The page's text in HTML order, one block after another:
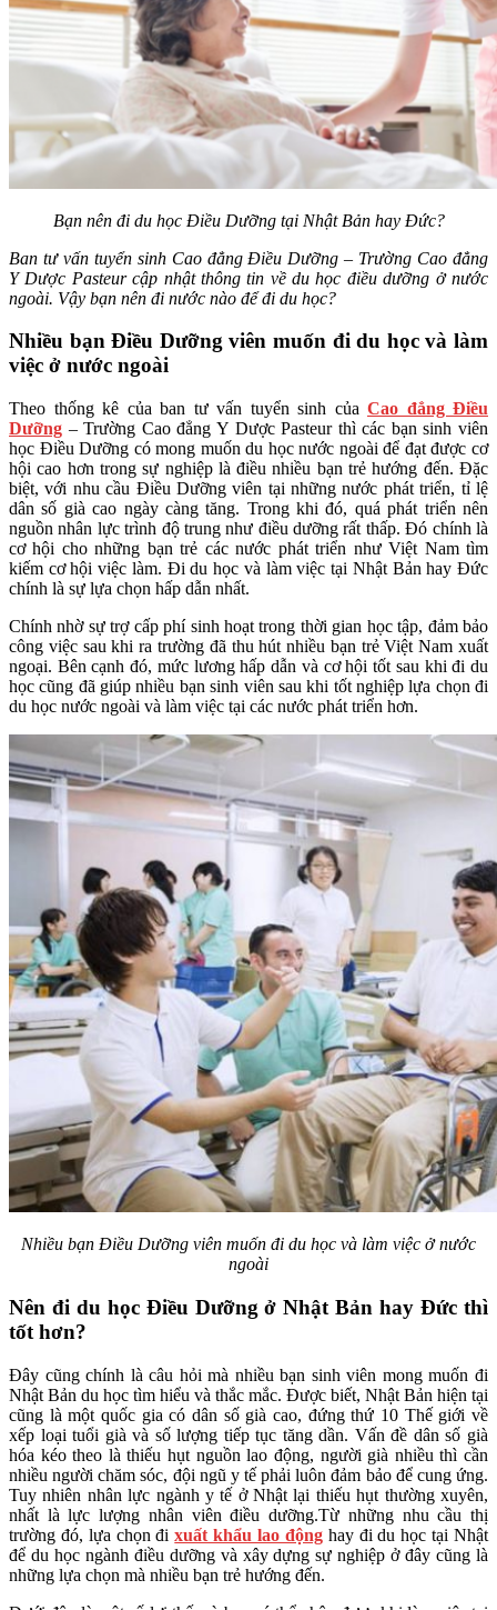
Bạn nên đi du học Điều Dưỡng tại Nhật Bản hay Đức?
Ban tư vấn tuyển sinh Cao đẳng Điều Dưỡng – Trường Cao đẳng
Y Dược Pasteur cập nhật thông tin về du học điều dưỡng ở nước
ngoài. Vậy bạn nên đi nước nào để đi du học?
Nhiều bạn Điều Dưỡng viên muốn đi du học và làm
việc ở nước ngoài
Theo thống kê của ban tư vấn tuyển sinh của Cao đẳng Điều
Dưỡng – Trường Cao đẳng Y Dược Pasteur thì các bạn sinh viên
học Điều Dưỡng có mong muốn du học nước ngoài để đạt được cơ
hội cao hơn trong sự nghiệp là điều nhiều bạn trẻ hướng đến. Đặc
biệt, với nhu cầu Điều Dưỡng viên tại những nước phát triển, tỉ lệ
dân số già cao ngày càng tăng. Trong khi đó, quá phát triển nên
nguồn nhân lực trình độ trung như điều dưỡng rất thấp. Đó chính là
cơ hội cho những bạn trẻ các nước phát triển như Việt Nam tìm
kiếm cơ hội việc làm. Đi du học và làm việc tại Nhật Bản hay Đức
chính là sự lựa chọn hấp dẫn nhất.
Chính nhờ sự trợ cấp phí sinh hoạt trong thời gian học tập, đảm bảo
công việc sau khi ra trường đã thu hút nhiều bạn trẻ Việt Nam xuất
ngoại. Bên cạnh đó, mức lương hấp dẫn và cơ hội tốt sau khi đi du
học cũng đã giúp nhiều bạn sinh viên sau khi tốt nghiệp lựa chọn đi
du học nước ngoài và làm việc tại các nước phát triển hơn.
Nhiều bạn Điều Dưỡng viên muốn đi du học và làm việc ở nước
ngoài
Nên đi du học Điều Dưỡng ở Nhật Bản hay Đức thì
tốt hơn?
Đây cũng chính là câu hỏi mà nhiều bạn sinh viên mong muốn đi
Nhật Bản du học tìm hiểu và thắc mắc. Được biết, Nhật Bản hiện tại
cũng là một quốc gia có dân số già cao, đứng thứ 10 Thế giới về
xếp loại tuổi già và số lượng tiếp tục tăng dần. Vấn đề dân số già
hóa kéo theo là thiếu hụt nguồn lao động, người già nhiều thì cần
nhiều người chăm sóc, đội ngũ y tế phải luôn đảm bảo để cung ứng.
Tuy nhiên nhân lực ngành y tế ở Nhật lại thiếu hụt thường xuyên,
nhất là lực lượng nhân viên điều dưỡng.Từ những nhu cầu thị
trường đó, lựa chọn đixuất khẩu lao độnghay đi du học tại Nhật
để du học ngành điều dưỡng và xây dựng sự nghiệp ở đây cũng là
những lựa chọn mà nhiều bạn trẻ hướng đến.